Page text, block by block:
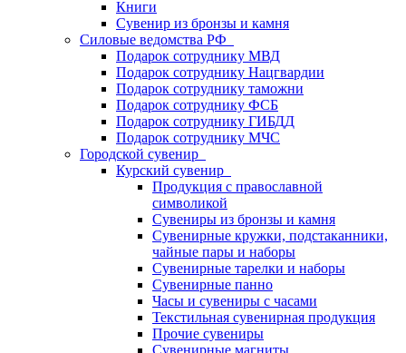
Книги
Сувенир из бронзы и камня
Силовые ведомства РФ
Подарок сотруднику МВД
Подарок сотруднику Нацгвардии
Подарок сотруднику таможни
Подарок сотруднику ФСБ
Подарок сотруднику ГИБДД
Подарок сотруднику МЧС
Городской сувенир
Курский сувенир
Продукция с православной
символикой
Сувениры из бронзы и камня
Сувенирные кружки, подстаканники,
чайные пары и наборы
Сувенирные тарелки и наборы
Сувенирные панно
Часы и сувениры с часами
Текстильная сувенирная продукция
Прочие сувениры
Сувенирные магниты